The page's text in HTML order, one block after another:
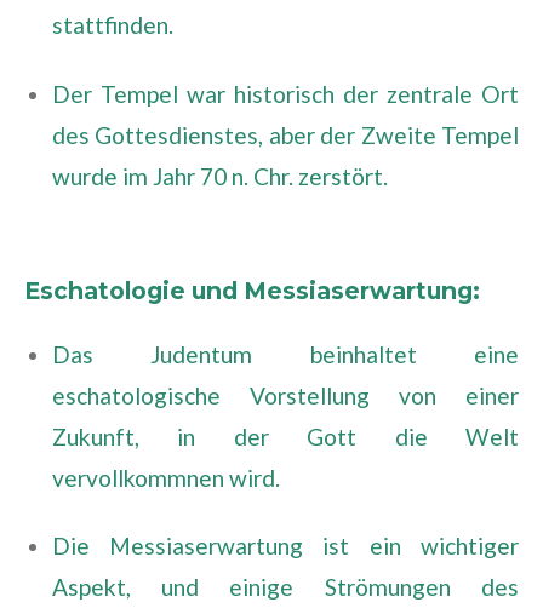
stattfinden.
Der Tempel war historisch der zentrale Ort
des Gottesdienstes, aber der Zweite Tempel
wurde im Jahr 70 n. Chr. zerstört.
Eschatologie und Messiaserwartung:
Das Judentum beinhaltet eine
eschatologische Vorstellung von einer
Zukunft, in der Gott die Welt
vervollkommnen wird.
Die Messiaserwartung ist ein wichtiger
Aspekt, und einige Strömungen des